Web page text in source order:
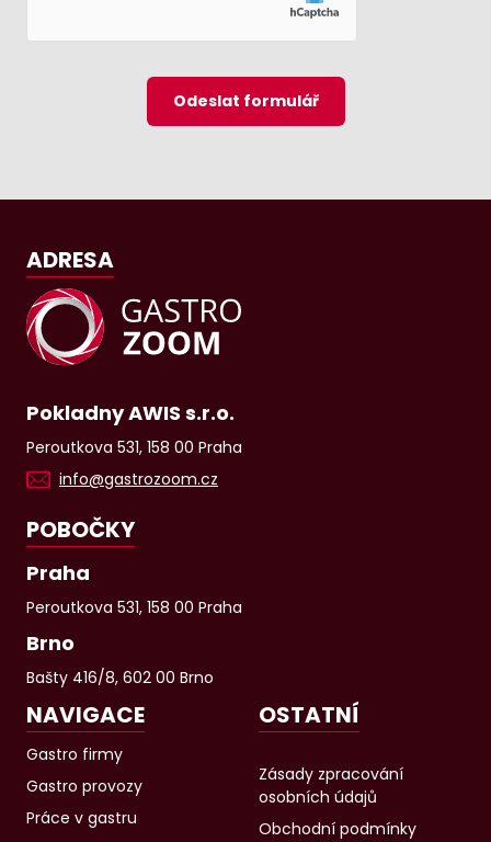
Odeslat formulář
ADRESA
Pokladny AWIS s.r.o.
Peroutkova 531, 158 00 Praha
info@gastrozoom.cz
POBOČKY
Praha
Peroutkova 531, 158 00 Praha
Brno
Bašty 416/8, 602 00 Brno
NAVIGACE
Gastro firmy
Gastro provozy
Práce v gastru
OSTATNÍ
Zásady zpracování
osobních údajů
Obchodní podmínky